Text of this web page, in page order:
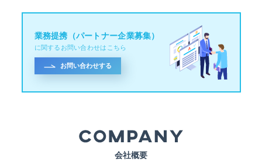
業務提携（パートナー企業募集）
に関するお問い合わせはこちら
お問い合わせする
会社概要